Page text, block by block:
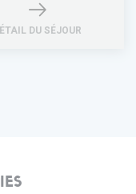
DU SÉJOUR